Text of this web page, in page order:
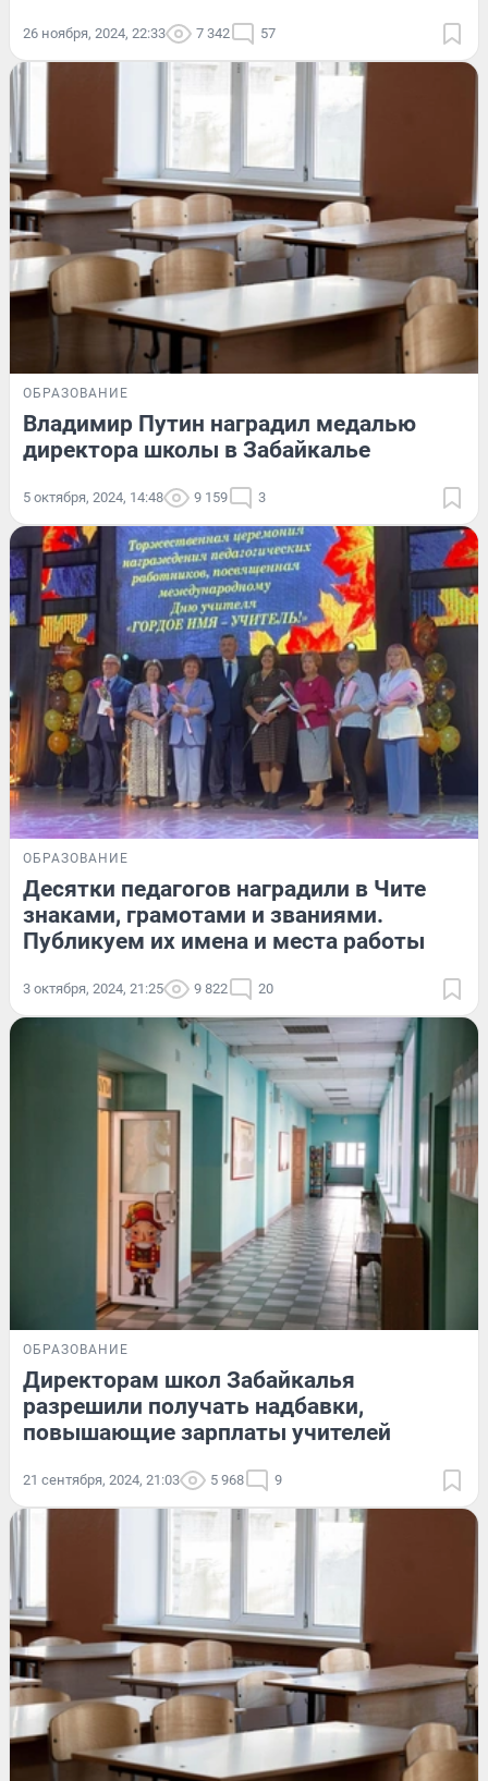
26 ноября, 2024, 22:33 7 342 57
ОБРАЗОВАНИЕ
Владимир Путин наградил медалью
директора школы в Забайкалье
5 октября, 2024, 14:48 9 159 3
ОБРАЗОВАНИЕ
Десятки педагогов наградили в Чите
знаками, грамотами и званиями.
Публикуем их имена и места работы
3 октября, 2024, 21:25 9 822 20
ОБРАЗОВАНИЕ
Директорам школ Забайкалья
разрешили получать надбавки,
повышающие зарплаты учителей
21 сентября, 2024, 21:03 5 968 9